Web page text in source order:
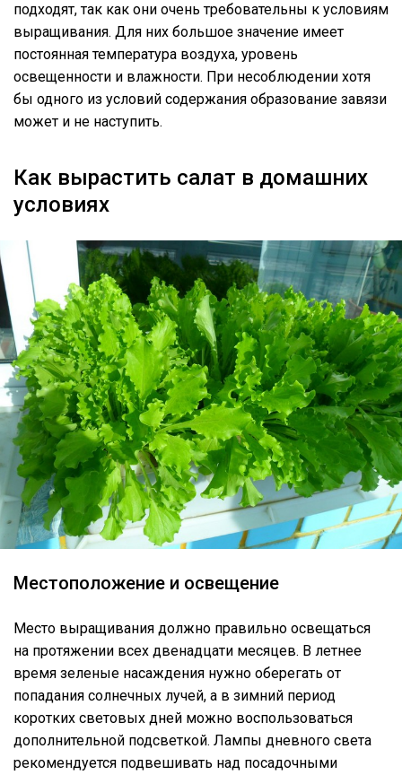
подходят, так как они очень требовательны к условиям
выращивания. Для них большое значение имеет
постоянная температура воздуха, уровень
освещенности и влажности. При несоблюдении хотя
бы одного из условий содержания образование завязи
может и не наступить.
Как вырастить салат в домашних
условиях
Местоположение и освещение
Место выращивания должно правильно освещаться
на протяжении всех двенадцати месяцев. В летнее
время зеленые насаждения нужно оберегать от
попадания солнечных лучей, а в зимний период
коротких световых дней можно воспользоваться
дополнительной подсветкой. Лампы дневного света
рекомендуется подвешивать над посадочными